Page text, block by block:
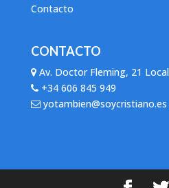
Contacto
CONTACTO
Av. Doctor Fleming, 21 Local
+34 606 845 949
yotambien@soycristiano.es